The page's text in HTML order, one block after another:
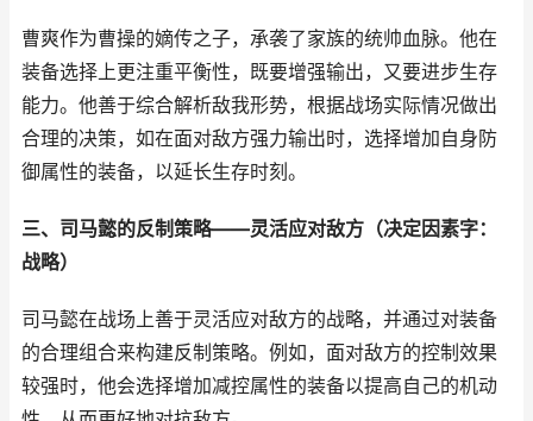
曹爽作为曹操的嫡传之子，承袭了家族的统帅血脉。他在
装备选择上更注重平衡性，既要增强输出，又要进步生存
能力。他善于综合解析敌我形势，根据战场实际情况做出
合理的决策，如在面对敌方强力输出时，选择增加自身防
御属性的装备，以延长生存时刻。
三、司马懿的反制策略——灵活应对敌方（决定因素字：
战略）
司马懿在战场上善于灵活应对敌方的战略，并通过对装备
的合理组合来构建反制策略。例如，面对敌方的控制效果
较强时，他会选择增加减控属性的装备以提高自己的机动